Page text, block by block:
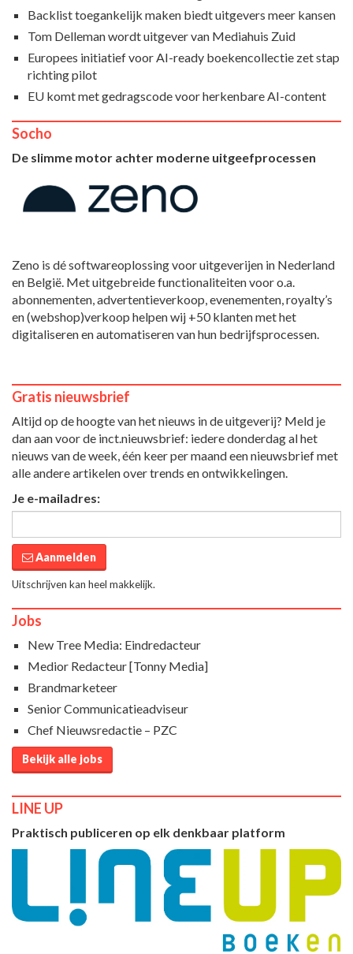
Backlist toegankelijk maken biedt uitgevers meer kansen
Tom Delleman wordt uitgever van Mediahuis Zuid
Europees initiatief voor AI-ready boekencollectie zet stap
richting pilot
EU komt met gedragscode voor herkenbare AI-content
Socho
De slimme motor achter moderne uitgeefprocessen
Zeno is dé softwareoplossing voor uitgeverijen in Nederland
en België. Met uitgebreide functionaliteiten voor o.a.
abonnementen, advertentieverkoop, evenementen, royalty’s
en (webshop)verkoop helpen wij +50 klanten met het
digitaliseren en automatiseren van hun bedrijfsprocessen.
Gratis nieuwsbrief
Altijd op de hoogte van het nieuws in de uitgeverij? Meld je
dan aan voor de inct.nieuwsbrief: iedere donderdag al het
nieuws van de week, één keer per maand een nieuwsbrief met
alle andere artikelen over trends en ontwikkelingen.
Je e-mailadres:
Aanmelden
Uitschrijven kan heel makkelijk.
Jobs
New Tree Media: Eindredacteur
Medior Redacteur [Tonny Media]
Brandmarketeer
Senior Communicatieadviseur
Chef Nieuwsredactie – PZC
Bekijk alle jobs
LINE UP
Praktisch publiceren op elk denkbaar platform